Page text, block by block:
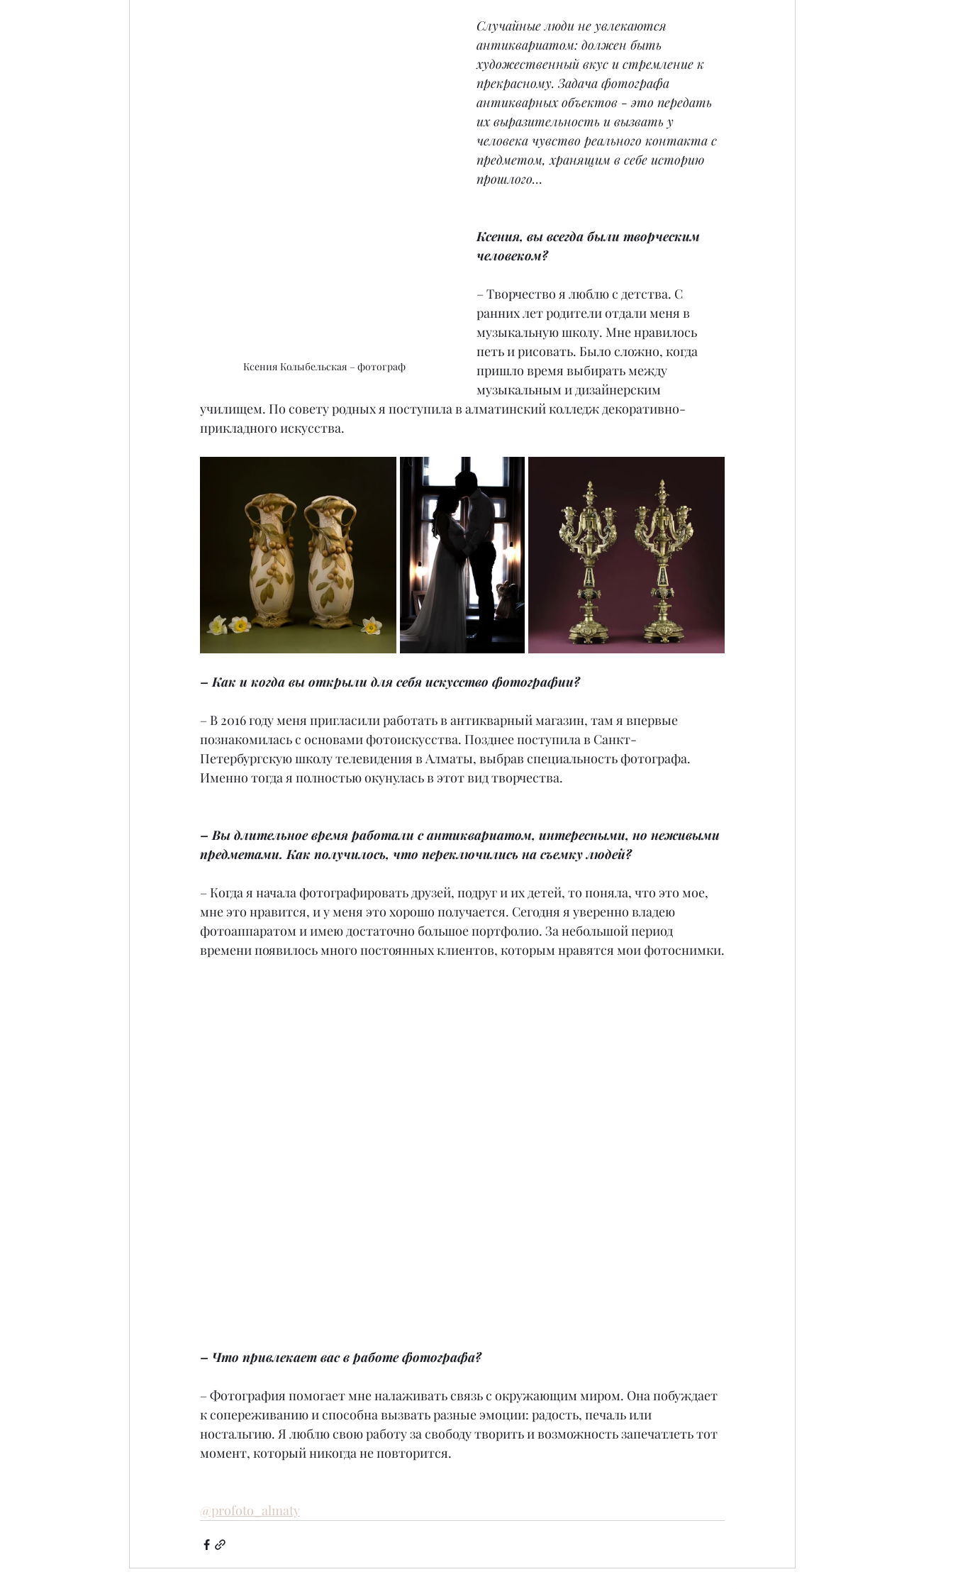
Ксения Колыбельская – фотограф
Случайные люди не увлекаются
антиквариатом: должен быть
художественный вкус и стремление к
прекрасному. Задача фотографа
антикварных объектов - это передать
их выразительность и вызвать у
человека чувство реального контакта с
предметом, хранящим в себе историю
прошлого…
Ксения, вы всегда были творческим
человеком?
– Творчество я люблю с детства. С
ранних лет родители отдали меня в
музыкальную школу. Мне нравилось
петь и рисовать. Было сложно, когда
пришло время выбирать между
музыкальным и дизайнерским
училищем. По совету родных я поступила в алматинский колледж декоративно-
прикладного искусства.
– Как и когда вы открыли для себя искусство фотографии?
– В 2016 году меня пригласили работать в антикварный магазин, там я впервые
познакомилась с основами фотоискусства. Позднее поступила в Санкт-
Петербургскую школу телевидения в Алматы, выбрав специальность фотографа.
Именно тогда я полностью окунулась в этот вид творчества.
– Вы длительное время работали с антиквариатом, интересными, но неживыми
предметами. Как получилось, что переключились на съемку людей?
– Когда я начала фотографировать друзей, подруг и их детей, то поняла, что это мое,
мне это нравится, и у меня это хорошо получается. Сегодня я уверенно владею
фотоаппаратом и имею достаточно большое портфолио. За небольшой период
времени появилось много постоянных клиентов, которым нравятся мои фотоснимки.
– Что привлекает вас в работе фотографа?
– Фотография помогает мне налаживать связь с окружающим миром. Она побуждает
к сопереживанию и способна вызвать разные эмоции: радость, печаль или
ностальгию. Я люблю свою работу за свободу творить и возможность запечатлеть тот
момент, который никогда не повторится.
@profoto_almaty